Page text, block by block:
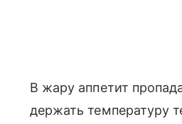
В жару аппетит
держать температуру